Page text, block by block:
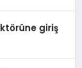
giriş